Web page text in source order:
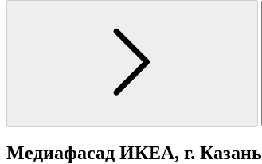
Медиафасад ИКЕА, г. Казань